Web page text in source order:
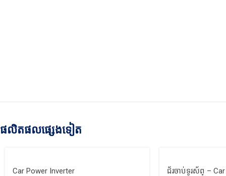
ផលិតផលផ្សេងទៀត
Car Power Inverter
ជ័រចាប់ទូរស័ព្ –